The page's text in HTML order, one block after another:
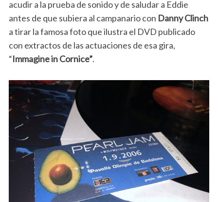
acudir a la prueba de sonido y de saludar a Eddie
antes de que subiera al campanario con Danny Clinch
a tirar la famosa foto que ilustra el DVD publicado
con extractos de las actuaciones de esa gira,
“Immagine in Cornice”.